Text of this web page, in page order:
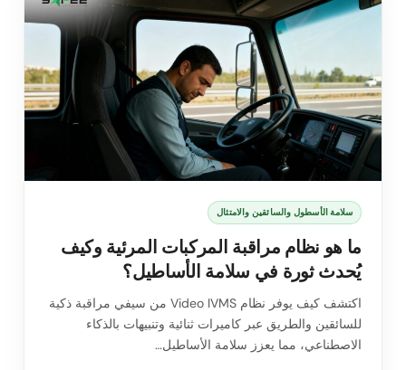
سلامة الأسطول والسائقين والامتثال
ما هو نظام مراقبة المركبات المرئية وكيف
يُحدث ثورة في سلامة الأساطيل؟
اكتشف كيف يوفر نظام Video IVMS من سيفي مراقبة ذكية
للسائقين والطريق عبر كاميرات ثنائية وتنبيهات بالذكاء
الاصطناعي، مما يعزز سلامة الأساطيل…